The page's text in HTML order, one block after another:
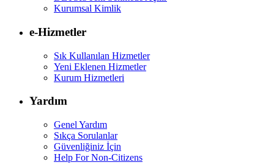
Kurumsal Kimlik
e-Hizmetler
Sık Kullanılan Hizmetler
Yeni Eklenen Hizmetler
Kurum Hizmetleri
Yardım
Genel Yardım
Sıkça Sorulanlar
Güvenliğiniz İçin
Help For Non-Citizens